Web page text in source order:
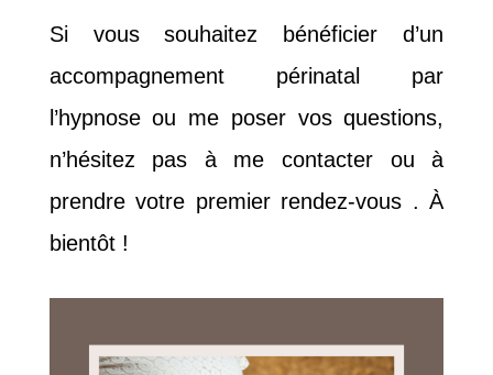
Si vous souhaitez bénéficier d’un
accompagnement périnatal par
l’hypnose ou me poser vos questions,
n’hésitez pas à me contacter ou à
prendre votre premier rendez-vous . À
bientôt !